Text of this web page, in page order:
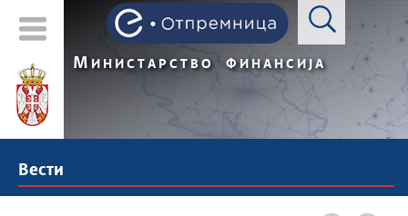
М ИНИСТАРСТВО ФИНАНСИЈА
Вести